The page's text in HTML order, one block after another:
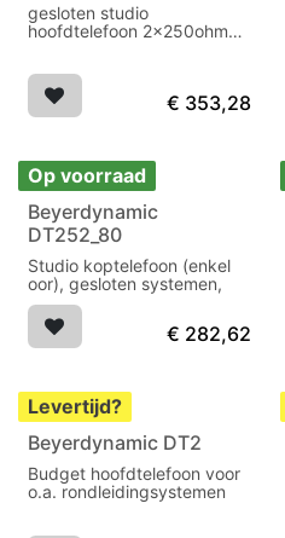
gesloten studio
hoofdtelefoon 2x250ohm
€ 353,28
Op voorraad
Beyerdynamic
DT252_80
Studio koptelefoon (enkel
oor), gesloten systemen,
€ 282,62
Levertijd?
Beyerdynamic DT2
Budget hoofdtelefoon voor
o.a. rondleidingsystemen